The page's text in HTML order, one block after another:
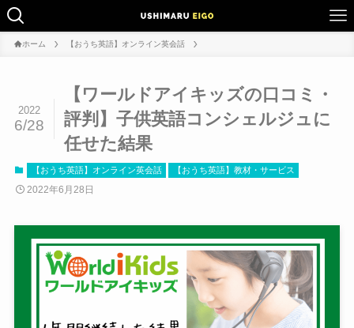
ホーム 【おうち英語】オンライン英会話
【ワールドアイキッズの口コミ・
評判】子供英語コンシェルジュに
任せた結果
2022
6/28
【おうち英語】オンライン英会話 【おうち英語】教材・サービス
2022年6月28日